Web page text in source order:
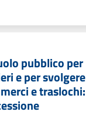
pubblico per
e per svolgere
e traslochi: